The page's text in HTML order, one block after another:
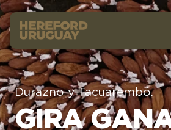
Durazno y Tacuarembó.
GIRA